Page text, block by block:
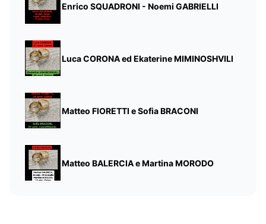
Enrico SQUADRONI - Noemi GABRIELLI
Luca CORONA ed Ekaterine MIMINOSHVILI
Matteo FIORETTI e Sofia BRACONI
Matteo BALERCIA e Martina MORODO